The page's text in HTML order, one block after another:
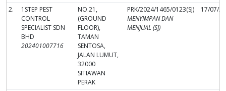
2.
1STEP PEST
CONTROL
SPECIALIST SDN
BHD
202401007716
NO.21,
(GROUND
FLOOR),
TAMAN
SENTOSA,
JALAN LUMUT,
32000
SITIAWAN
PERAK
PRK/2024/1465/0123(SJ)
MENYIMPAN DAN
MENJUAL (SJ)
17/07/